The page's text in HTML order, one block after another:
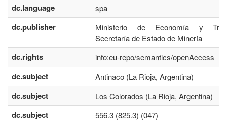
dc.language spa
dc.publisher
Ministerio de Economía y
Secretaría de Estado de Minería
dc.rights info:eu-repo/semantics/openAccess
dc.subject Antinaco (La Rioja, Argentina)
dc.subject Los Colorados (La Rioja, Argentina)
dc.subject 556.3 (825.3) (047)